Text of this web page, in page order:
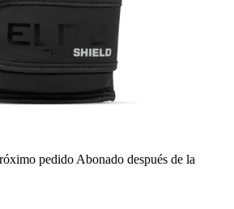
pedido Abonado después de la